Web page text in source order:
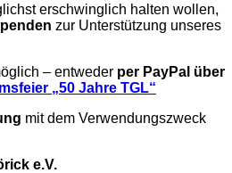
erschwinglich halten wollen,
zur Unterstützung unseres
– entweder per PayPal über
„50 Jahre TGL“
mit dem Verwendungszweck
e.V.